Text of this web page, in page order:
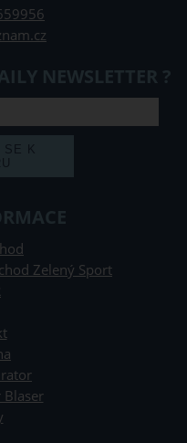
NEWSLETTER ?
Zelený Sport